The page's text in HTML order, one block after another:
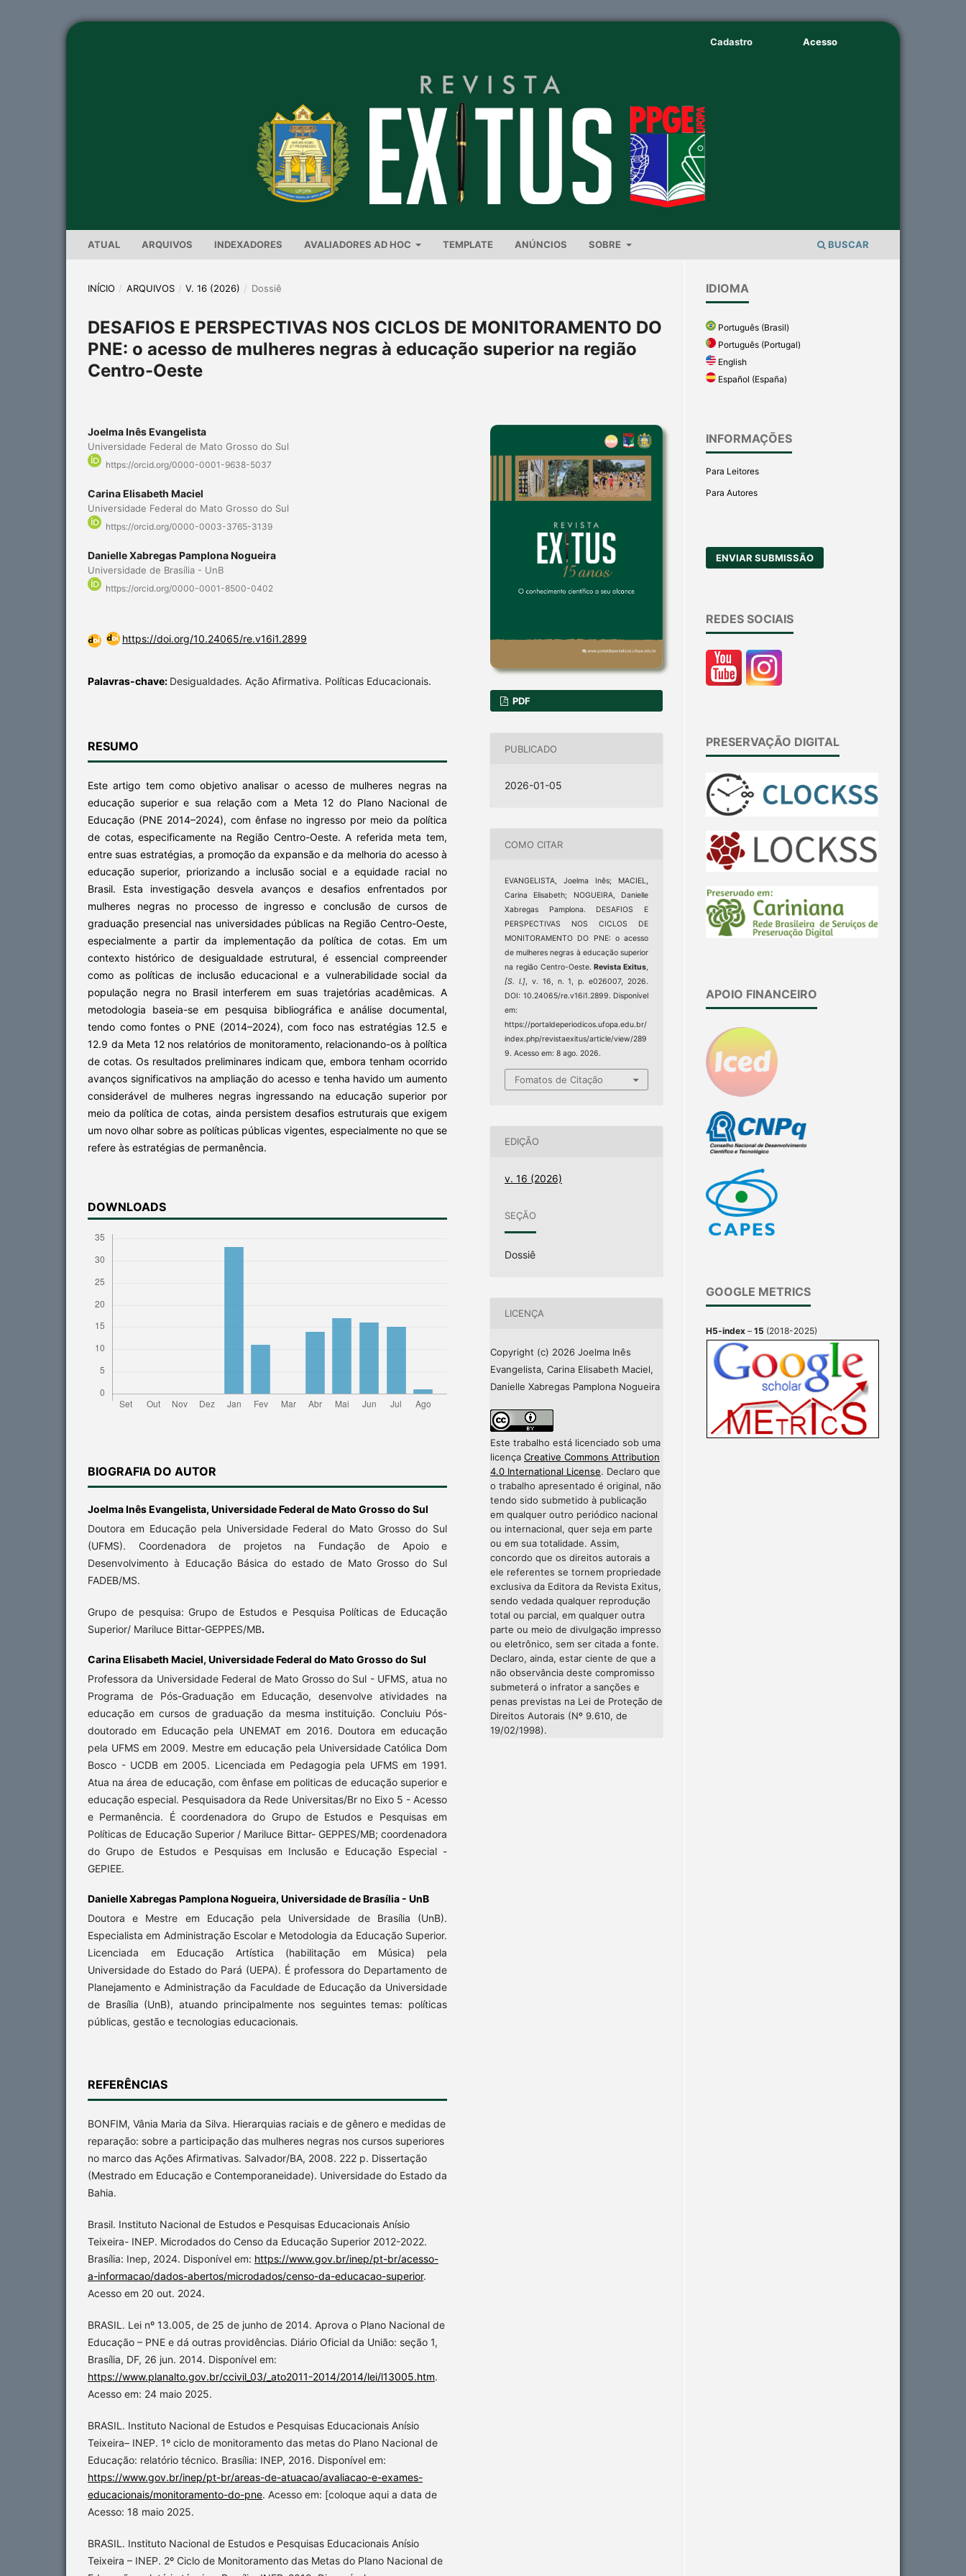
ATUAL ARQUIVOS INDEXADORES AVALIADORES AD HOC TEMPLATE ANÚNCIOS SOBRE BUSCAR
Cadastro Acesso
INÍCIO / ARQUIVOS / V. 16 (2026) / Dossiê
DESAFIOS E PERSPECTIVAS NOS CICLOS DE MONITORAMENTO DO
PNE: o acesso de mulheres negras à educação superior na região
Centro-Oeste
Joelma Inês Evangelista
Universidade Federal de Mato Grosso do Sul
https://orcid.org/0000-0001-9638-5037
Carina Elisabeth Maciel
Universidade Federal do Mato Grosso do Sul
https://orcid.org/0000-0003-3765-3139
Danielle Xabregas Pamplona Nogueira
Universidade de Brasília - UnB
https://orcid.org/0000-0001-8500-0402
https://doi.org/10.24065/re.v16i1.2899
Palavras-chave: Desigualdades. Ação Afirmativa. Políticas Educacionais.
RESUMO
Este artigo tem como objetivo analisar o acesso de mulheres negras na
educação superior e sua relação com a Meta 12 do Plano Nacional de
Educação (PNE 2014–2024), com ênfase no ingresso por meio da política
de cotas, especificamente na Região Centro-Oeste. A referida meta tem,
entre suas estratégias, a promoção da expansão e da melhoria do acesso à
educação superior, priorizando a inclusão social e a equidade racial no
Brasil. Esta investigação desvela avanços e desafios enfrentados por
mulheres negras no processo de ingresso e conclusão de cursos de
graduação presencial nas universidades públicas na Região Centro-Oeste,
especialmente a partir da implementação da política de cotas. Em um
contexto histórico de desigualdade estrutural, é essencial compreender
como as políticas de inclusão educacional e a vulnerabilidade social da
população negra no Brasil interferem em suas trajetórias acadêmicas. A
metodologia baseia-se em pesquisa bibliográfica e análise documental,
tendo como fontes o PNE (2014–2024), com foco nas estratégias 12.5 e
12.9 da Meta 12 nos relatórios de monitoramento, relacionando-os à política
de cotas. Os resultados preliminares indicam que, embora tenham ocorrido
avanços significativos na ampliação do acesso e tenha havido um aumento
considerável de mulheres negras ingressando na educação superior por
meio da política de cotas, ainda persistem desafios estruturais que exigem
um novo olhar sobre as políticas públicas vigentes, especialmente no que se
refere às estratégias de permanência.
DOWNLOADS
BIOGRAFIA DO AUTOR
Joelma Inês Evangelista, Universidade Federal de Mato Grosso do Sul
Doutora em Educação pela Universidade Federal do Mato Grosso do Sul
(UFMS). Coordenadora de projetos na Fundação de Apoio e
Desenvolvimento à Educação Básica do estado de Mato Grosso do Sul
FADEB/MS.
Grupo de pesquisa: Grupo de Estudos e Pesquisa Políticas de Educação
Superior/ Mariluce Bittar-GEPPES/MB.
Carina Elisabeth Maciel, Universidade Federal do Mato Grosso do Sul
Professora da Universidade Federal de Mato Grosso do Sul - UFMS, atua no
Programa de Pós-Graduação em Educação, desenvolve atividades na
educação em cursos de graduação da mesma instituição. Concluiu Pós-
doutorado em Educação pela UNEMAT em 2016. Doutora em educação
pela UFMS em 2009. Mestre em educação pela Universidade Católica Dom
Bosco - UCDB em 2005. Licenciada em Pedagogia pela UFMS em 1991.
Atua na área de educação, com ênfase em politicas de educação superior e
educação especial. Pesquisadora da Rede Universitas/Br no Eixo 5 - Acesso
e Permanência. É coordenadora do Grupo de Estudos e Pesquisas em
Políticas de Educação Superior / Mariluce Bittar- GEPPES/MB; coordenadora
do Grupo de Estudos e Pesquisas em Inclusão e Educação Especial -
GEPIEE.
Danielle Xabregas Pamplona Nogueira, Universidade de Brasília - UnB
Doutora e Mestre em Educação pela Universidade de Brasília (UnB).
Especialista em Administração Escolar e Metodologia da Educação Superior.
Licenciada em Educação Artística (habilitação em Música) pela
Universidade do Estado do Pará (UEPA). É professora do Departamento de
Planejamento e Administração da Faculdade de Educação da Universidade
de Brasília (UnB), atuando principalmente nos seguintes temas: políticas
públicas, gestão e tecnologias educacionais.
REFERÊNCIAS
BONFIM, Vânia Maria da Silva. Hierarquias raciais e de gênero e medidas de
reparação: sobre a participação das mulheres negras nos cursos superiores
no marco das Ações Afirmativas. Salvador/BA, 2008. 222 p. Dissertação
(Mestrado em Educação e Contemporaneidade). Universidade do Estado da
Bahia.
Brasil. Instituto Nacional de Estudos e Pesquisas Educacionais Anísio
Teixeira- INEP. Microdados do Censo da Educação Superior 2012-2022.
Brasília: Inep, 2024. Disponível em: https://www.gov.br/inep/pt-br/acesso-
a-informacao/dados-abertos/microdados/censo-da-educacao-superior.
Acesso em 20 out. 2024.
BRASIL. Lei nº 13.005, de 25 de junho de 2014. Aprova o Plano Nacional de
Educação – PNE e dá outras providências. Diário Oficial da União: seção 1,
Brasília, DF, 26 jun. 2014. Disponível em:
https://www.planalto.gov.br/ccivil_03/_ato2011-2014/2014/lei/l13005.htm.
Acesso em: 24 maio 2025.
BRASIL. Instituto Nacional de Estudos e Pesquisas Educacionais Anísio
Teixeira– INEP. 1º ciclo de monitoramento das metas do Plano Nacional de
Educação: relatório técnico. Brasília: INEP, 2016. Disponível em:
https://www.gov.br/inep/pt-br/areas-de-atuacao/avaliacao-e-exames-
educacionais/monitoramento-do-pne. Acesso em: [coloque aqui a data de
Acesso: 18 maio 2025.
BRASIL. Instituto Nacional de Estudos e Pesquisas Educacionais Anísio
Teixeira – INEP. 2º Ciclo de Monitoramento das Metas do Plano Nacional de
PDF
PUBLICADO
2026-01-05
COMO CITAR
EVANGELISTA, Joelma Inês; MACIEL,
Carina Elisabeth; NOGUEIRA, Danielle
Xabregas Pamplona. DESAFIOS E
PERSPECTIVAS NOS CICLOS DE
MONITORAMENTO DO PNE: o acesso
de mulheres negras à educação superior
na região Centro-Oeste.Revista Exitus,
[S. l.], v. 16, n. 1, p. e026007, 2026.
DOI: 10.24065/re.v16i1.2899. Disponível
em:
https://portaldeperiodicos.ufopa.edu.br/
index.php/revistaexitus/article/view/289
9. Acesso em: 8 ago. 2026.
Fomatos de Citação
EDIÇÃO
v. 16 (2026)
SEÇÃO
Dossiê
LICENÇA
Copyright (c) 2026 Joelma Inês
Evangelista, Carina Elisabeth Maciel,
Danielle Xabregas Pamplona Nogueira
Este trabalho está licenciado sob uma
licença Creative Commons Attribution
4.0 International License. Declaro que
o trabalho apresentado é original, não
tendo sido submetido à publicação
em qualquer outro periódico nacional
ou internacional, quer seja em parte
ou em sua totalidade. Assim,
concordo que os direitos autorais a
ele referentes se tornem propriedade
exclusiva da Editora da Revista Exitus,
sendo vedada qualquer reprodução
total ou parcial, em qualquer outra
parte ou meio de divulgação impresso
ou eletrônico, sem ser citada a fonte.
Declaro, ainda, estar ciente de que a
não observância deste compromisso
submeterá o infrator a sanções e
penas previstas na Lei de Proteção de
Direitos Autorais (Nº 9.610, de
19/02/1998).
IDIOMA
Português (Brasil)
Português (Portugal)
English
Español (España)
INFORMAÇÕES
Para Leitores
Para Autores
ENVIAR SUBMISSÃO
REDES SOCIAIS
PRESERVAÇÃO DIGITAL
APOIO FINANCEIRO
GOOGLE METRICS
H5-index – 15 (2018-2025)